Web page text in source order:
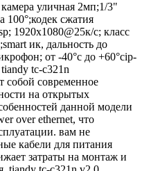
уличная 2мп;1/3"
100°;кодек сжатия
1920x1080@25к/с; класс
ик, дальность до
от -40°с до +60°сip-
tc-c321n
собой современное
на открытых
данной модели
over ethernet, что
вам не
кабели для питания
затраты на монтаж и